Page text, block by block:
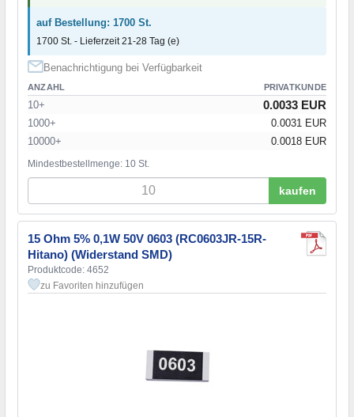
auf Bestellung: 1700 St.
1700 St. - Lieferzeit 21-28 Tag (e)
Benachrichtigung bei Verfügbarkeit
ANZAHL PRIVATKUNDE
10+ 0.0033 EUR
1000+
0.0031 EUR
10000+
0.0018 EUR
Mindestbestellmenge: 10 St.
kaufen
15 Ohm 5% 0,1W 50V 0603 (RC0603JR-15R-
Hitano) (Widerstand SMD)
Produktcode: 4652
zu Favoriten hinzufügen